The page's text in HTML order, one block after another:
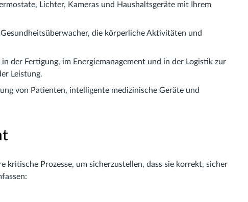
Lichter, Kameras und Haushaltsgeräte mit Ihrem
die körperliche Aktivitäten und
der Fertigung, im Energiemanagement und in der Logistik zur
Leistung.
von Patienten, intelligente medizinische Geräte und
kritische Prozesse, um sicherzustellen, dass sie korrekt, sicher